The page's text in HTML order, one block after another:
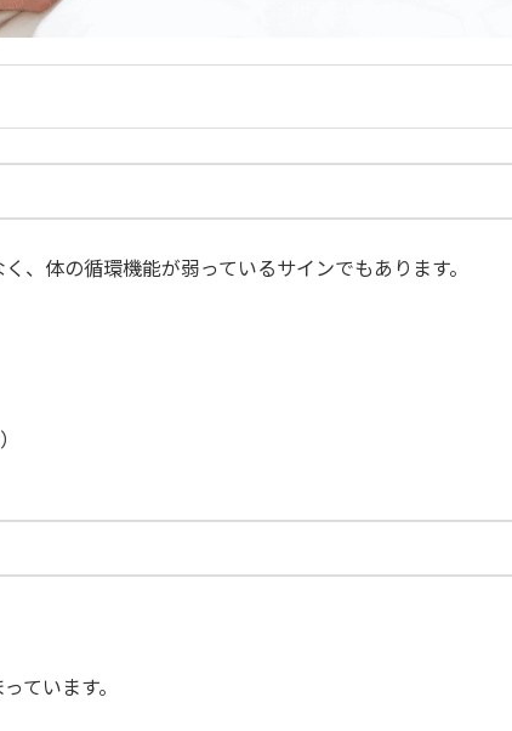
、体の循環機能が弱っているサインでもあります。
ています。